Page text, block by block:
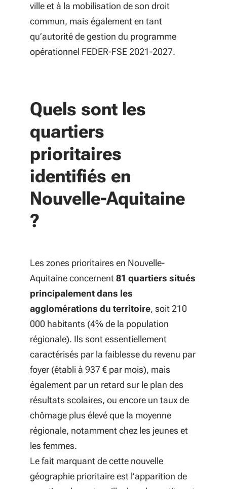
ville et à la mobilisation de son droit
commun, mais également en tant
qu’autorité de gestion du programme
opérationnel FEDER-FSE 2021-2027.
Quels sont les
quartiers
prioritaires
identifiés en
Nouvelle-Aquitaine
?
Les zones prioritaires en Nouvelle-
Aquitaine concernent81 quartiers situés
principalement dans les
agglomérations du territoire, soit 210
000 habitants (4% de la population
régionale). Ils sont essentiellement
caractérisés par la faiblesse du revenu par
foyer (établi à 937 € par mois), mais
également par un retard sur le plan des
résultats scolaires, ou encore un taux de
chômage plus élevé que la moyenne
régionale, notamment chez les jeunes et
les femmes.
Le fait marquant de cette nouvelle
géographie prioritaire est l’apparition de